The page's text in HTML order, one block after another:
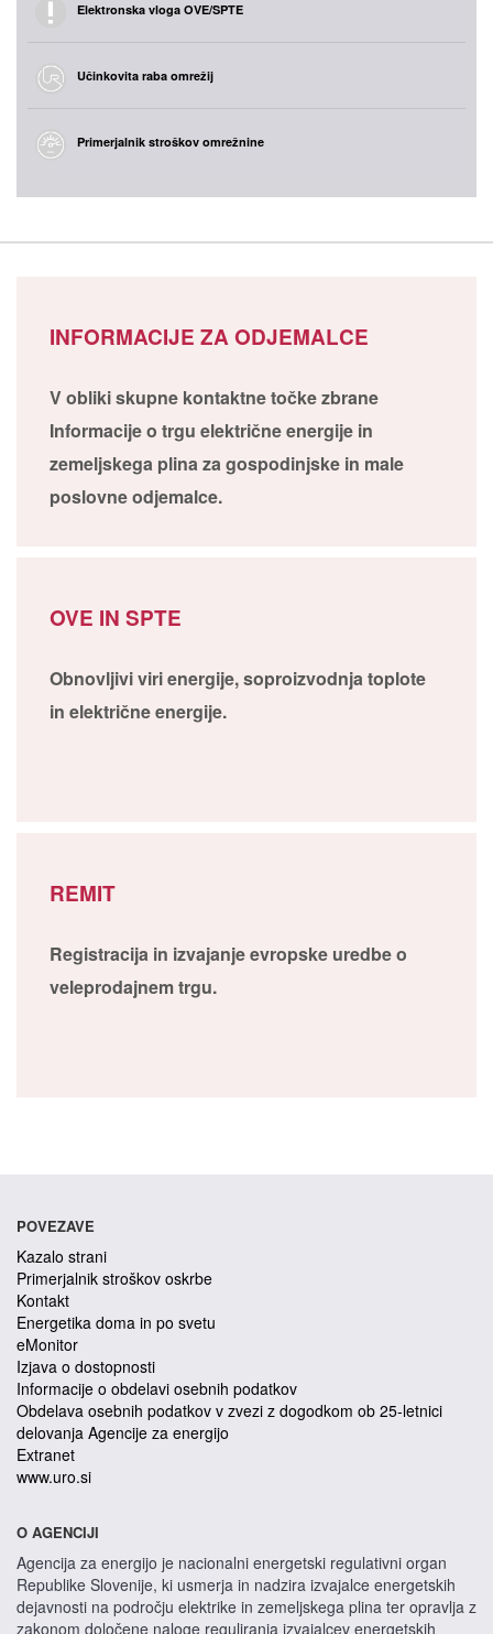
Elektronska vloga OVE/SPTE
Učinkovita raba omrežij
Primerjalnik stroškov omrežnine
INFORMACIJE ZA ODJEMALCE
V obliki skupne kontaktne točke zbrane
Informacije o trgu električne energije in
zemeljskega plina za gospodinjske in male
poslovne odjemalce.
OVE IN SPTE
Obnovljivi viri energije, soproizvodnja toplote
in električne energije.
REMIT
Registracija in izvajanje evropske uredbe o
veleprodajnem trgu.
POVEZAVE
Kazalo strani
Primerjalnik stroškov oskrbe
Kontakt
Energetika doma in po svetu
eMonitor
Izjava o dostopnosti
Informacije o obdelavi osebnih podatkov
Obdelava osebnih podatkov v zvezi z dogodkom ob 25-letnici
delovanja Agencije za energijo
Extranet
www.uro.si
O AGENCIJI
Agencija za energijo je nacionalni energetski regulativni organ
Republike Slovenije, ki usmerja in nadzira izvajalce energetskih
dejavnosti na področju elektrike in zemeljskega plina ter opravlja z
zakonom določene naloge reguliranja izvajalcev energetskih